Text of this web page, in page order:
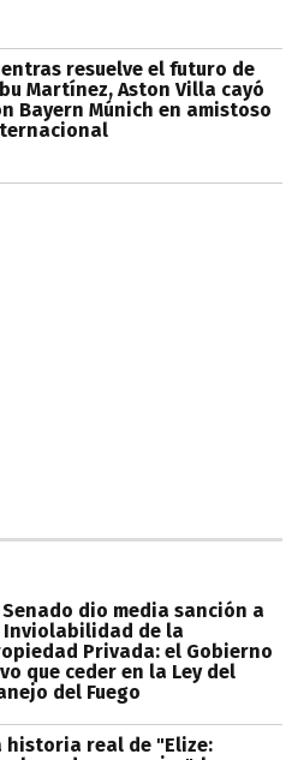
resuelve el futuro de
Martínez, Aston Villa cayó
Bayern Múnich en amistoso
Senado dio media sanción a
Inviolabilidad de la
Privada: el Gobierno
que ceder en la Ley del
del Fuego
historia real de "Elize: